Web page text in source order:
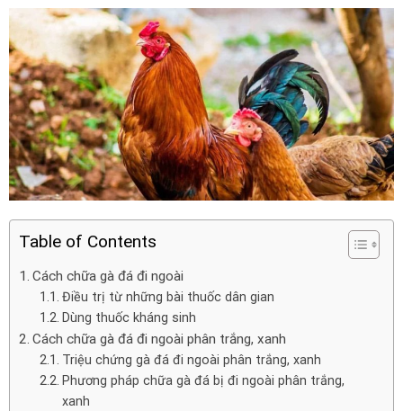
Table of Contents
Cách chữa gà đá đi ngoài
Điều trị từ những bài thuốc dân gian
Dùng thuốc kháng sinh
Cách chữa gà đá đi ngoài phân trắng, xanh
Triệu chứng gà đá đi ngoài phân trắng, xanh
Phương pháp chữa gà đá bị đi ngoài phân trắng,
xanh